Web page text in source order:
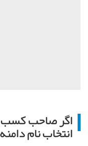
اگر صاحب کسب
انتخاب نام